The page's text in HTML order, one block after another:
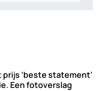
‘beste statement’
Een fotoverslag